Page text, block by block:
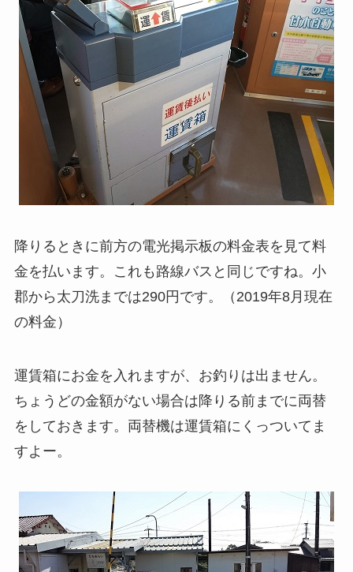
降りるときに前方の電光掲示板の料金表を見て料
金を払います。これも路線バスと同じですね。小
郡から太刀洗までは290円です。（2019年8月現在
の料金）
運賃箱にお金を入れますが、お釣りは出ません。
ちょうどの金額がない場合は降りる前までに両替
をしておきます。両替機は運賃箱にくっついてま
すよー。